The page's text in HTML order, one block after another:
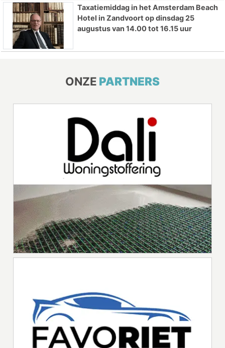
Taxatiemiddag in het Amsterdam Beach
Hotel in Zandvoort op dinsdag 25
augustus van 14.00 tot 16.15 uur
ONZE PARTNERS